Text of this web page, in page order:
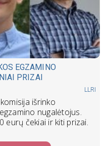
EGZAMINO
PRIZAI
LLRI
išrinko
nugalėtojus.
eurų čekiai ir kiti prizai.